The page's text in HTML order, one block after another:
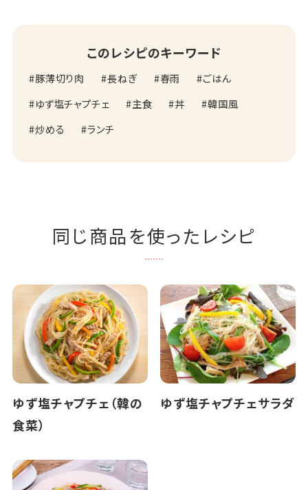
このレシピのキーワード
豚薄切り肉 長ねぎ 春雨
ごはん
ゆず塩チャプチェ
主食 丼
韓国風
炒める
ランチ
同じ商品を使ったレシピ
ゆず塩チャプチェ（韓の
食菜）
ゆず塩チャプチェサラダ